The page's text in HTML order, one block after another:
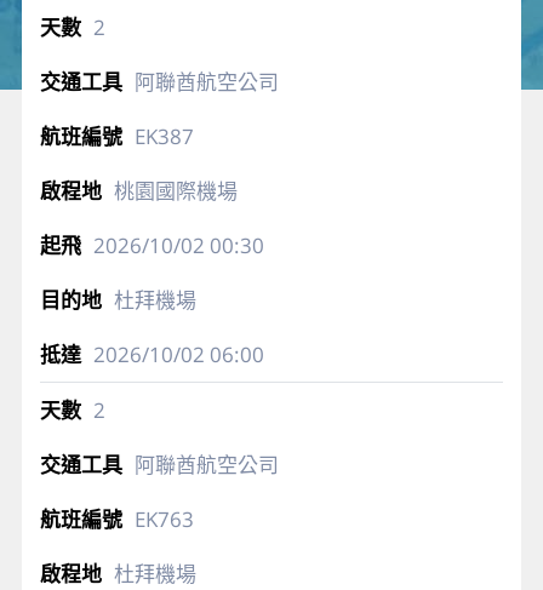
2
阿聯酋航空公司
EK387
桃園國際機場
2026/10/02 00:30
杜拜機場
2026/10/02 06:00
2
阿聯酋航空公司
EK763
杜拜機場